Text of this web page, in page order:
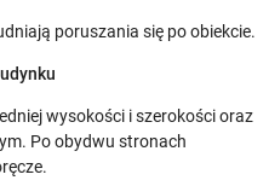
poruszania się po obiekcie.
wysokości i szerokości oraz
Po obydwu stronach